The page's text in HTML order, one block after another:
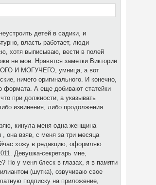
детей в садики, и
власть работает, люди
хотя выписываю, вести в полей
не мое. Нравятся заметки Виктории
И МОГУЧЕГО, умница, а вот
ничего оригинального. И конечно,
формата. А еще добивают статейки
при должности, а указывать
извинения, либо продолжения
кинула меня одна женщина-
она взяв, с меня за три месяца
хожу в редакцию, оформляю
Девушка-секретарь мне,
Но у меня блеск в глазах, я в памяти
(шутка), озвучиваю свое
подписку на приложение,